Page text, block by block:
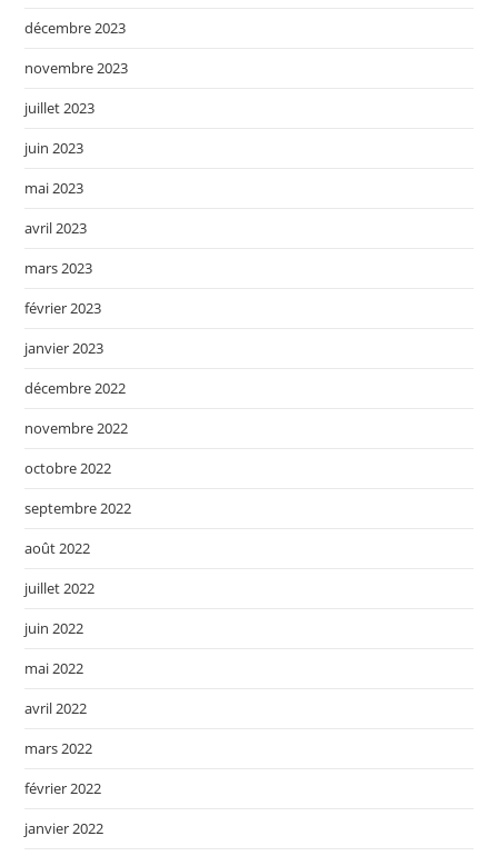
décembre 2023
novembre 2023
juillet 2023
juin 2023
mai 2023
avril 2023
mars 2023
février 2023
janvier 2023
décembre 2022
novembre 2022
octobre 2022
septembre 2022
août 2022
juillet 2022
juin 2022
mai 2022
avril 2022
mars 2022
février 2022
janvier 2022